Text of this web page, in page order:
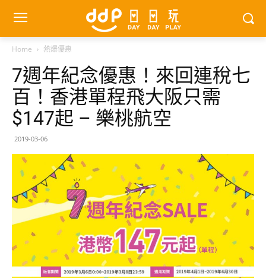
Home 熱爆優惠
7週年紀念優惠！來回連稅七
百！香港單程飛大阪只需
$147起 – 樂桃航空
2019-03-06